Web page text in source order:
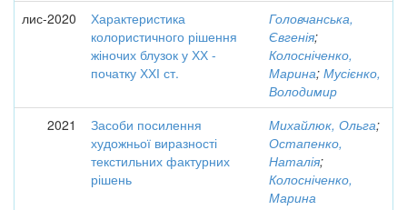
лис-2020
Характеристика
колористичного рішення
жіночих блузок у ХХ -
початку ХХІ ст.
Головчанська,
Євгенія;
Колосніченко,
Марина; Мусієнко,
Володимир
2021
Засоби посилення
художньої виразності
текстильних фактурних
рішень
Михайлюк, Ольга;
Остапенко,
Наталія;
Колосніченко,
Марина